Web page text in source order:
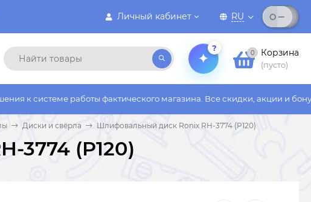
Личный кабинет RU
?
0 Корзина
(пусто)
работы фактического магазина. Все скидки, акции и бонусы
Диски и свёрла Шлифовальный диск Ronix RH-3774 (P120)
3774 (P120)